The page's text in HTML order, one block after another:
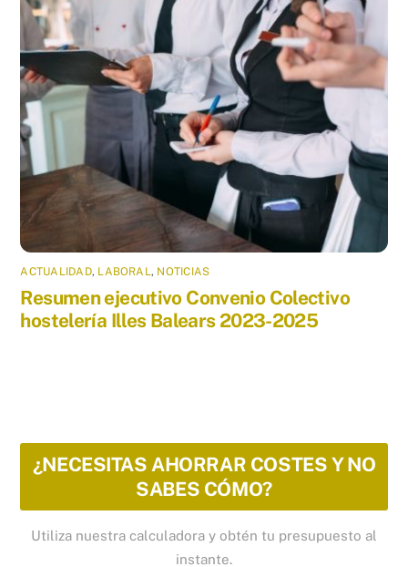
ACTUALIDAD, LABORAL, NOTICIAS
Resumen ejecutivo Convenio Colectivo
hostelería Illes Balears 2023-2025
¿NECESITAS AHORRAR COSTES Y NO
SABES CÓMO?
Utiliza nuestra calculadora y obtén tu presupuesto al
instante.